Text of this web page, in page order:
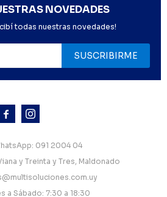
 
091 2004 04
y Treinta y Tres, Maldonado
a Sábado: 7:30 a 18:30
NOVEDADES
todas nuestras novedades!
SUSCRIBIRME